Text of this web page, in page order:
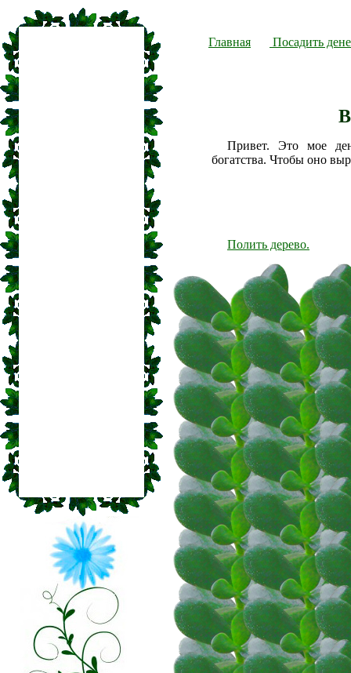
Главная Посадить
Привет. Это мое
богатства. Чтобы оно
Полить дерево.